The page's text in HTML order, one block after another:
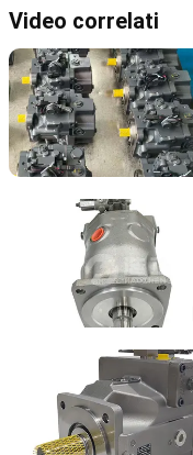
Video correlati